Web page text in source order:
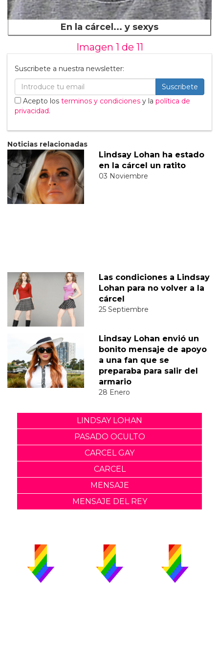
En la cárcel... y sexys
Imagen 1 de 11
Suscribete a nuestra newsletter:
Suscribete
Acepto los terminos y condiciones y la política de
privacidad.
Noticias relacionadas
Lindsay Lohan ha estado
en la cárcel un ratito
03 Noviembre
Las condiciones a Lindsay
Lohan para no volver a la
cárcel
25 Septiembre
Lindsay Lohan envió un
bonito mensaje de apoyo
a una fan que se
preparaba para salir del
armario
28 Enero
LINDSAY LOHAN
PASADO OCULTO
CARCEL GAY
CARCEL
MENSAJE
MENSAJE DEL REY